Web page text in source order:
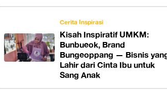
Cerita Inspirasi
Kisah Inspiratif UMKM:
Bunbueok, Brand
Bungeoppang — Bisnis
Lahir dari Cinta Ibu untuk
Sang Anak